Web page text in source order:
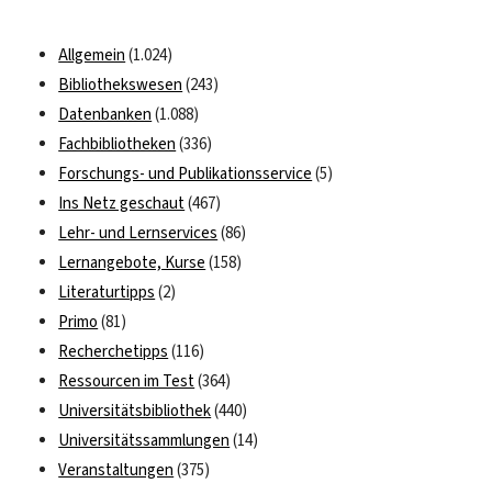
Allgemein (1.024)
Bibliothekswesen (243)
Datenbanken (1.088)
Fachbibliotheken (336)
Forschungs- und Publikationsservice (5)
Ins Netz geschaut(467)
Lehr- und Lernservices (86)
Lernangebote, Kurse (158)
Literaturtipps (2)
Primo (81)
Recherchetipps (116)
Ressourcen im Test(364)
Universitätsbibliothek(440)
Universitätssammlungen (14)
Veranstaltungen (375)